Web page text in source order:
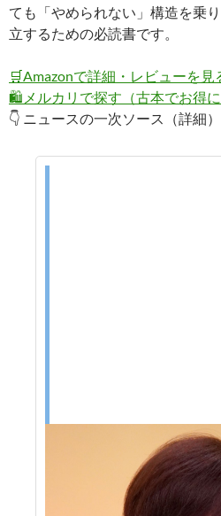
ても「やめられない」構造を乗
立するための必読書です。
🛒Amazonで詳細・レビューを見
🛍️ メルカリで探す（古本でお得に
👇 ニュースの一次ソース（詳細